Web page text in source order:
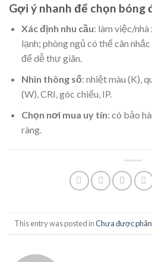
Gợi ý nhanh để chọn bóng
Xác định nhu cầu: làm việc/
lạnh; phòng ngủ có thể cân
để dễ thư giãn.
Nhìn thông số: nhiệt màu (K),
(W), CRI, góc chiếu, IP.
Chọn nơi mua uy tín: có bảo
ràng.
This entry was posted inChưa được